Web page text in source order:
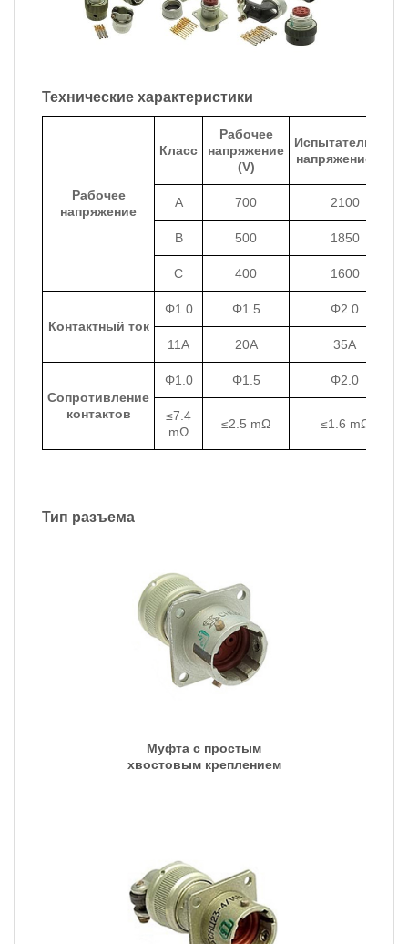
Технические характеристики
Рабочее
напряжение
Класс
Рабочее
напряжение
(V)
Испытательное
напряжение (V)
A 700 2100
B 500 1850
C 400 1600
Контактный ток
Φ1.0 Φ1.5 Φ2.0
11A 20A 35A
Сопротивление
контактов
Φ1.0 Φ1.5 Φ2.0
≤7.4
mΩ
≤2.5 mΩ ≤1.6 mΩ
Тип разъема
Муфта с простым
хвостовым креплением